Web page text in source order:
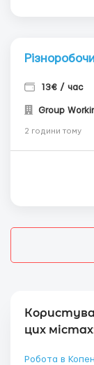
13€ / час
Group
2 години тому
цих містах
Робота в